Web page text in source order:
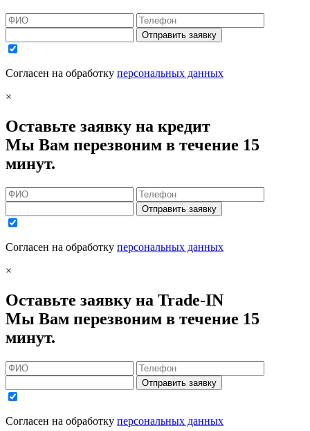
Отправить заявку
Согласен на обработку персональных данных
×
Оставьте заявку на кредит
Мы Вам перезвоним в течение 15
минут.
Отправить заявку
Согласен на обработку персональных данных
×
Оставьте заявку на Trade-IN
Мы Вам перезвоним в течение 15
минут.
Отправить заявку
Согласен на обработку персональных данных